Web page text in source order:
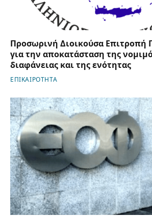
Προσωρινή Διοικούσα Επιτροπή
για την αποκατάσταση της
διαφάνειας και της ενότητας
ΕΠΙΚΑΙΡΟΤΗΤΑ